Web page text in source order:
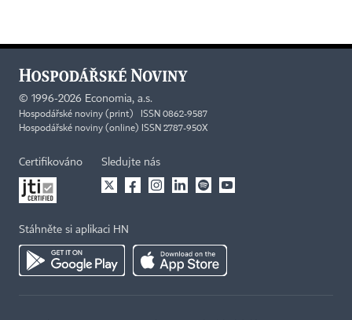
© 1996-2026 Economia, a.s.
Hospodářské noviny (print) ISSN 0862-9587
Hospodářské noviny (online) ISSN 2787-950X
Certifikováno Sledujte nás
Stáhněte si aplikaci HN